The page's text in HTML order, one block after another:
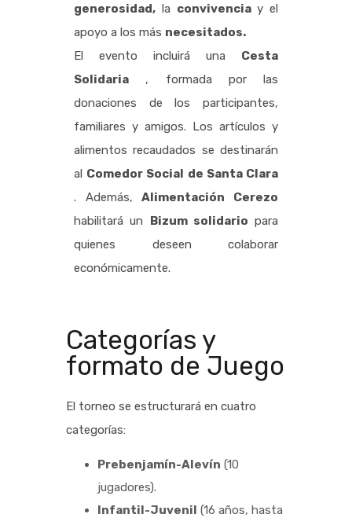
generosidad, la convivenciay el
apoyo a los más necesitados.
El evento incluirá una Cesta
Solidaria , formada por las
donaciones de los participantes,
familiares y amigos. Los artículos y
alimentos recaudados se destinarán
al Comedor Social de Santa Clara
. Además,Alimentación Cerezo
habilitará un Bizum solidario para
quienes deseen colaborar
económicamente.
Categorías y
formato de Juego
El torneo se estructurará en cuatro
categorías:
Prebenjamín-Alevín (10
jugadores).
Infantil-Juvenil (16 años, hasta